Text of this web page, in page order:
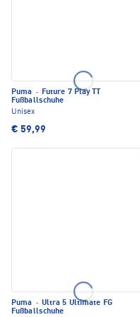
Puma · Future 7 Play TT
Fußballschuhe
Unisex
€ 59,99
Puma · Ultra 5 Ultimate FG
Fußballschuhe